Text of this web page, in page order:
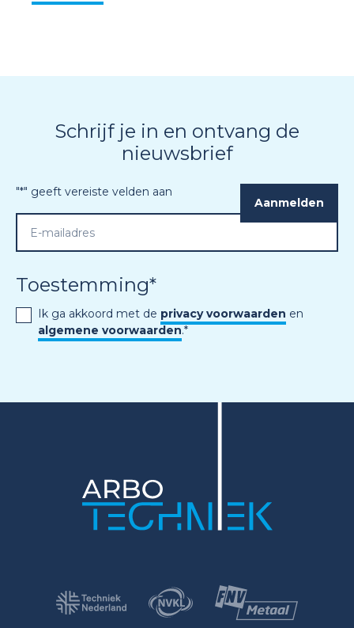
Schrijf je in en ontvang de
nieuwsbrief
"*" geeft vereiste velden aan
Toestemming*
Ik ga akkoord met de privacy voorwaarden en
algemene voorwaarden.*